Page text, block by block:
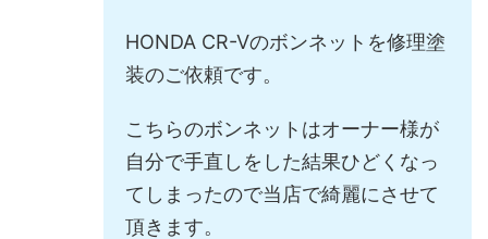
HONDA CR-Vのボンネットを修理塗
装のご依頼です。
こちらのボンネットはオーナー様が
自分で手直しをした結果ひどくなっ
てしまったので当店で綺麗にさせて
頂きます。